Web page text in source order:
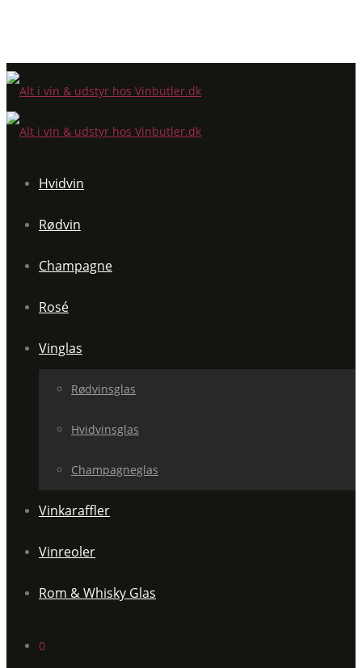
Hvidvin
Rødvin
Champagne
Rosé
Vinglas
Rødvinsglas
Hvidvinsglas
Champagneglas
Vinkaraffler
Vinreoler
Rom & Whisky Glas
0